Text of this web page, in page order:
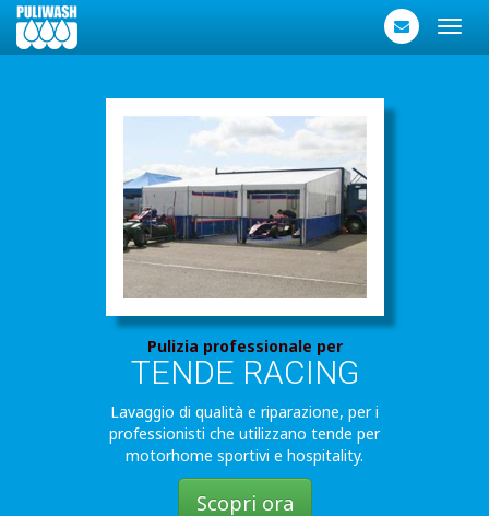
Pulizia professionale per
TENDE RACING
Lavaggio di qualità e riparazione, per i
professionisti che utilizzano tende per
motorhome sportivi e hospitality.
Scopri ora